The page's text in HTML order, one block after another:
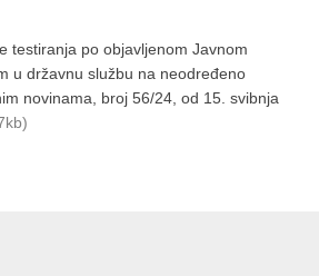
testiranja po objavljenom Javnom
u državnu službu na neodređeno
novinama, broj 56/24, od 15. svibnja